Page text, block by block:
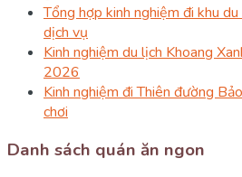
Tổng hợp kinh nghiệm đi khu
dịch vụ
Kinh nghiệm du lịch Khoang
2026
Kinh nghiệm đi Thiên đường
chơi
Danh sách quán ăn ngon